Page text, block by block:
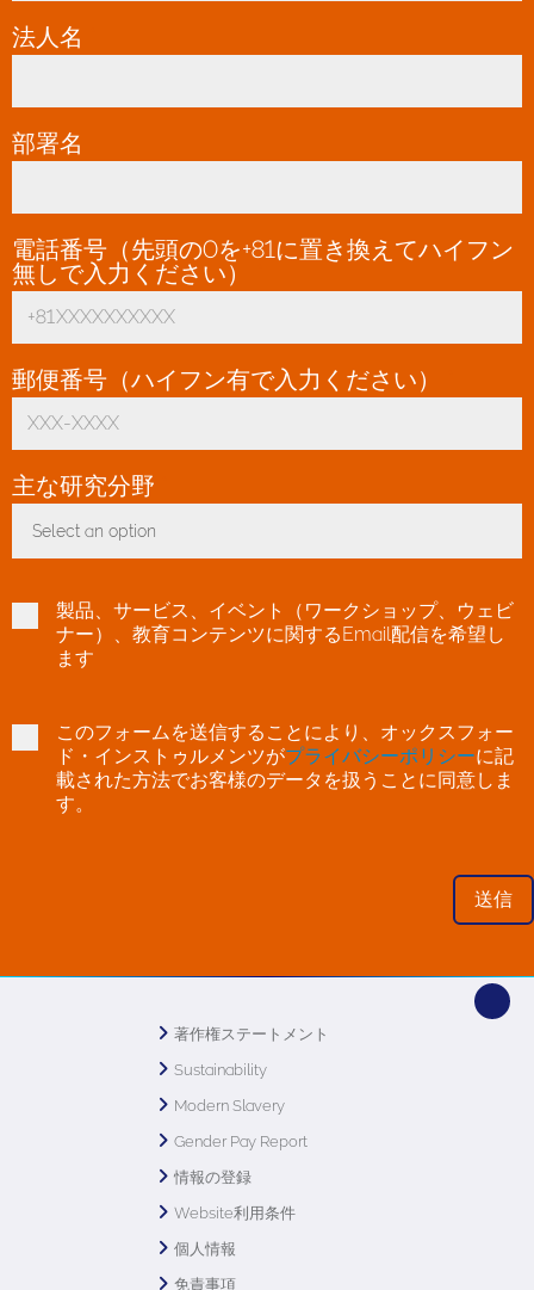
法人名
部署名
電話番号（先頭の0を+81に置き換えてハイフン
無しで入力ください）
郵便番号（ハイフン有で入力ください）
主な研究分野
Select an option
製品、サービス、イベント（ワークショップ、ウェビ
ナー）、教育コンテンツに関するEmail配信を希望し
ます
このフォームを送信することにより、オックスフォー
ド・インストゥルメンツがプライバシーポリシーに記
載された方法でお客様のデータを扱うことに同意しま
す。
著作権ステートメント
Sustainability
Modern Slavery
Gender Pay Report
情報の登録
Website利用条件
個人情報
免責事項